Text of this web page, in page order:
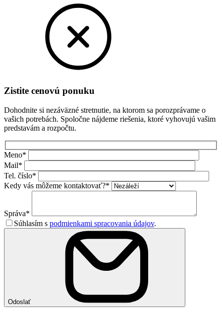
Zistite cenovú ponuku
Dohodnite si nezáväzné stretnutie, na ktorom sa porozprávame o
vašich potrebách. Spoločne nájdeme riešenia, ktoré vyhovujú vašim
predstavám a rozpočtu.
Meno*
Mail*
Tel. číslo*
Kedy vás môžeme kontaktovať?*
Správa*
Súhlasím s podmienkami spracovania údajov.
Odoslať